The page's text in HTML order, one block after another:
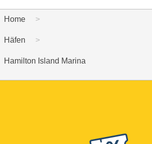
Home
Häfen
Hamilton Island Marina